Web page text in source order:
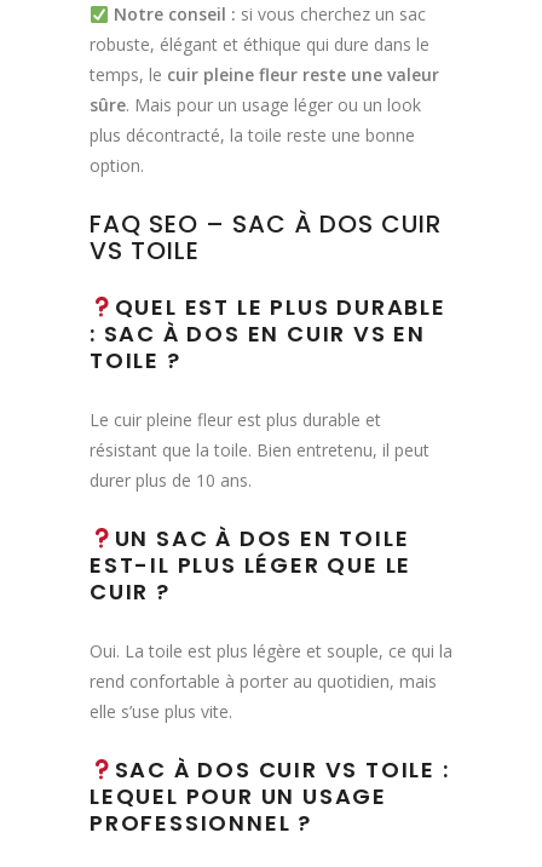
Notre conseil : si vous cherchez un sac
robuste, élégant et éthique qui dure dans le
temps, le cuir pleine fleur reste une valeur
sûre. Mais pour un usage léger ou un look
plus décontracté, la toile reste une bonne
option.
FAQ SEO – SAC À DOS CUIR
VS TOILE
QUEL EST LE PLUS DURABLE
: SAC À DOS EN CUIR VS EN
TOILE ?
Le cuir pleine fleur est plus durable et
résistant que la toile. Bien entretenu, il peut
durer plus de 10 ans.
UN SAC À DOS EN TOILE
EST-IL PLUS LÉGER QUE LE
CUIR ?
Oui. La toile est plus légère et souple, ce qui la
rend confortable à porter au quotidien, mais
elle s’use plus vite.
SAC À DOS CUIR VS TOILE :
LEQUEL POUR UN USAGE
PROFESSIONNEL ?